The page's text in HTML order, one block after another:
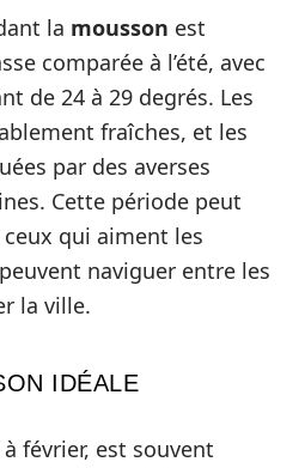
la mousson est
comparée à l’été, avec
de 24 à 29 degrés. Les
fraîches, et les
par des averses
Cette période peut
qui aiment les
naviguer entre les
la ville.
IDÉALE
à février, est souvent